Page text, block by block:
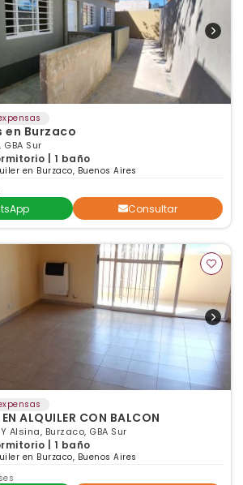
Burzaco
Sur
| 1 baño
en Burzaco, Buenos Aires
Consultar
ALQUILER CON BALCON
Alsina, Burzaco, GBA Sur
| 1 baño
en Burzaco, Buenos Aires